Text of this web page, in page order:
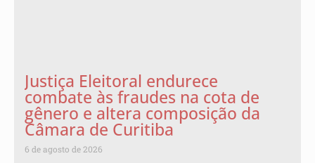
Justiça Eleitoral endurece
combate às fraudes na cota de
gênero e altera composição da
Câmara de Curitiba
6 de agosto de 2026